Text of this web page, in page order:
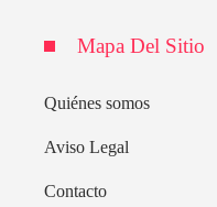
Mapa Del Sitio
Quiénes somos
Aviso Legal
Contacto